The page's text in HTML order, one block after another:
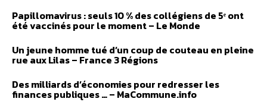
Papillomavirus : seuls 10 % des collégiens de 5ᵉ ont
été vaccinés pour le moment – Le Monde
Un jeune homme tué d’un coup de couteau en pleine
rue aux Lilas – France 3 Régions
Des milliards d’économies pour redresser les
finances publiques … – MaCommune.info